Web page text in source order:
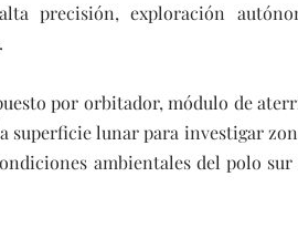
precisión, exploración
por orbitador, módulo de
superficie lunar para investigar
ambientales del polo sur